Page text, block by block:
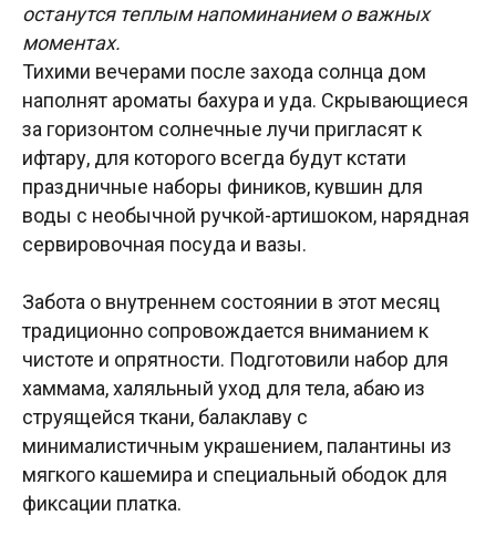
останутся теплым напоминанием о важных
моментах.
Тихими вечерами после захода солнца дом
наполнят ароматы бахура и уда. Скрывающиеся
за горизонтом солнечные лучи пригласят к
ифтару, для которого всегда будут кстати
праздничные наборы фиников, кувшин для
воды с необычной ручкой-артишоком, нарядная
сервировочная посуда и вазы.
Забота о внутреннем состоянии в этот месяц
традиционно сопровождается вниманием к
чистоте и опрятности. Подготовили набор для
хаммама, халяльный уход для тела, абаю из
струящейся ткани, балаклаву с
минималистичным украшением, палантины из
мягкого кашемира и специальный ободок для
фиксации платка.